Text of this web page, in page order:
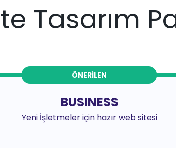
Tasarım
ÖNERILEN
BUSINESS
Yeni İşletmeler için hazır web sitesi